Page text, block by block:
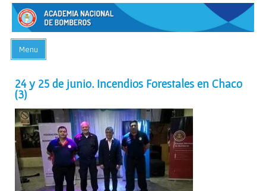
Menu
ACADEMIA
PREGUNTAS FRECUENTES
BIBLIOTECA
EVENTOS
CONTACTO
24 y 25 de junio. Incendios Forestales en Chaco
(3)